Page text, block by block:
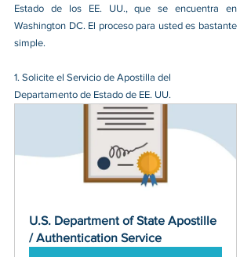
Estado de los EE. UU., que se encuentra en
Washington DC. El proceso para usted es bastante
simple.
1. Solicite el Servicio de Apostilla del
Departamento de Estado de EE. UU.
U.S. Department of State Apostille
/ Authentication Service